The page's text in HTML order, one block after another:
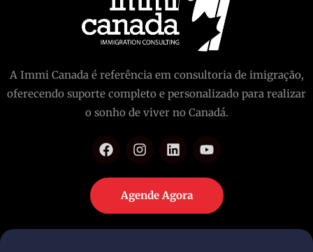
A Immi Canada é referência em consultoria de imigração,
oferecendo suporte completo e personalizado para realizar
o sonho de viver no Canadá.
Agende Agora